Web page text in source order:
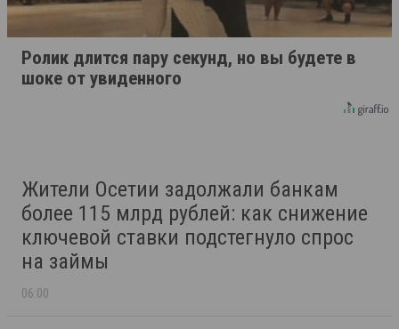
Ролик длится пару секунд, но вы будете в
шоке от увиденного
Жители Осетии задолжали банкам
более 115 млрд рублей: как снижение
ключевой ставки подстегнуло спрос
на займы
06:00